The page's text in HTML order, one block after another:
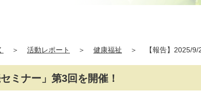
＞ 活動レポート ＞ 健康福祉 ＞ 【報告】2025/
ミナー」第3回を開催！